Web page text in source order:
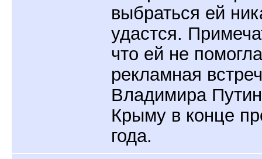
выбраться ей
удастся.
что ей не
рекламная
Владимира
Крыму в конце
года.